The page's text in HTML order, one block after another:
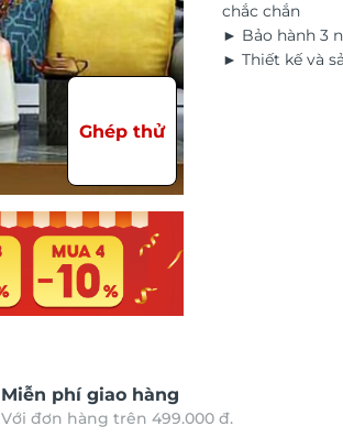
Ghép thử
chắc chắn
► Bảo hành 3
► Thiết kế và
Miễn phí giao hàng
Với đơn hàng trên 499.000 đ.